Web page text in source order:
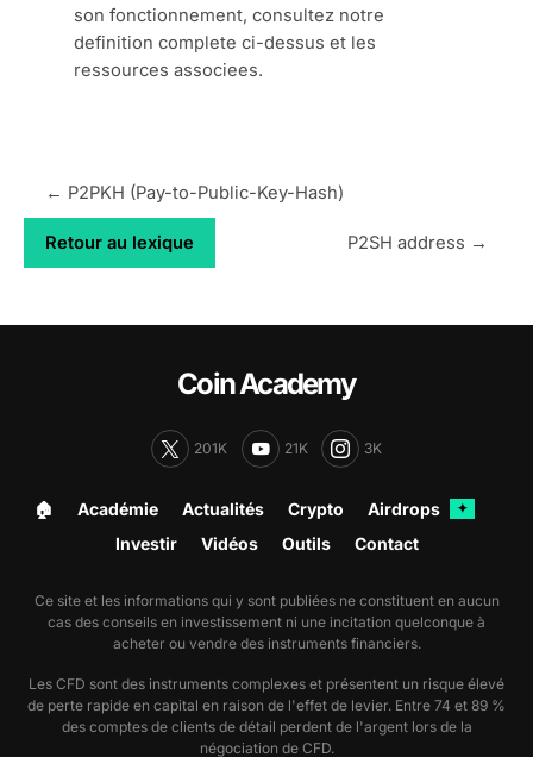
son fonctionnement, consultez notre
definition complete ci-dessus et les
ressources associees.
← P2PKH (Pay-to-Public-Key-Hash)
Retour au lexique P2SH address →
Coin Academy
201K 21K 3K
🏠︎ Académie Actualités Crypto Airdrops ✦
Investir Vidéos Outils Contact
Ce site et les informations qui y sont publiées ne constituent en aucun
cas des conseils en investissement ni une incitation quelconque à
acheter ou vendre des instruments financiers.
Les CFD sont des instruments complexes et présentent un risque élevé
de perte rapide en capital en raison de l'effet de levier. Entre 74 et 89 %
des comptes de clients de détail perdent de l'argent lors de la
négociation de CFD.